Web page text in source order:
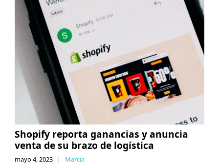
Shopify reporta ganancias y anuncia
venta de su brazo de logística
mayo 4, 2023 | Marcia